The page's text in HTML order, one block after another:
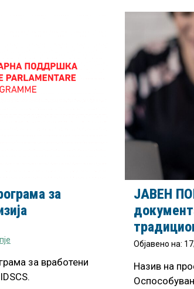
за
за вработени
ЈАВЕН
Објавено на:
Назив на